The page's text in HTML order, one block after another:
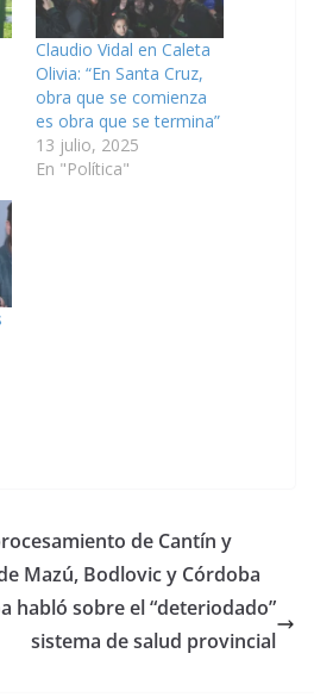
Claudio Vidal en Caleta
Olivia: “En Santa Cruz,
obra que se comienza
es obra que se termina”
13 julio, 2025
En "Política"
de Cantín y
Mazú, Bodlovic y Córdoba
habló sobre el “deteriodado”
sistema de salud provincial